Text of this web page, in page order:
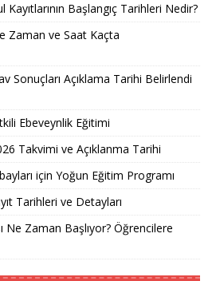
Başlangıç Tarihleri Nedir?
Zaman ve Saat Kaçta
Sonuçları Açıklama Tarihi Belirlendi
Ebeveynlik Eğitimi
Takvimi ve Açıklanma Tarihi
için Yoğun Eğitim Programı
Tarihleri ve Detayları
Ne Zaman Başlıyor? Öğrencilere